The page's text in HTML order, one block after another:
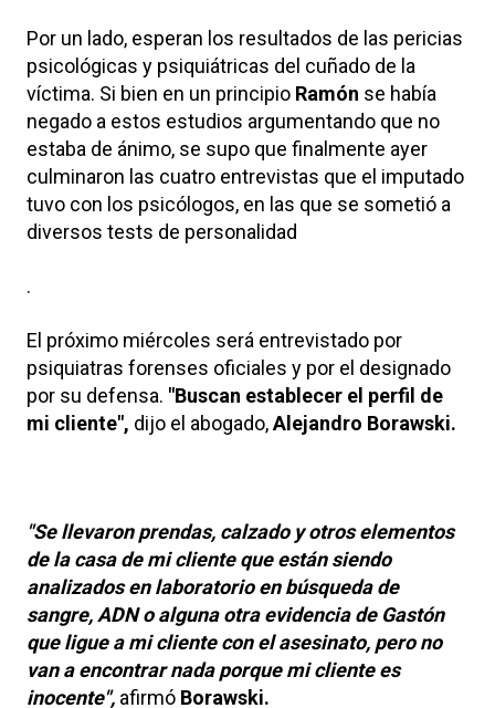
Por un lado, esperan los resultados de las pericias
psicológicas y psiquiátricas del cuñado de la
víctima. Si bien en un principio Ramón se había
negado a estos estudios argumentando que no
estaba de ánimo, se supo que finalmente ayer
culminaron las cuatro entrevistas que el imputado
tuvo con los psicólogos, en las que se sometió a
diversos tests de personalidad
.
El próximo miércoles será entrevistado por
psiquiatras forenses oficiales y por el designado
por su defensa. "Buscan establecer el perfil de
mi cliente", dijo el abogado,Alejandro Borawski.
"Se llevaron prendas, calzado y otros elementos
de la casa de mi cliente que están siendo
analizados en laboratorio en búsqueda de
sangre, ADN o alguna otra evidencia de Gastón
que ligue a mi cliente con el asesinato, pero no
van a encontrar nada porque mi cliente es
inocente", afirmó Borawski.